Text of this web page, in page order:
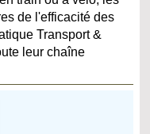
de l'efficacité des
Transport &
leur chaîne